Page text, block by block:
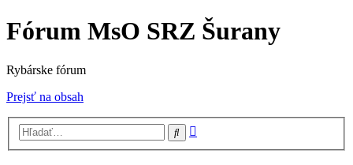
Fórum MsO SRZ Šurany
Rybárske fórum
Prejsť na obsah
Hľadať